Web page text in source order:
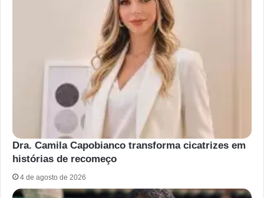
Dra. Camila Capobianco transforma cicatrizes em
histórias de recomeço
4 de agosto de 2026